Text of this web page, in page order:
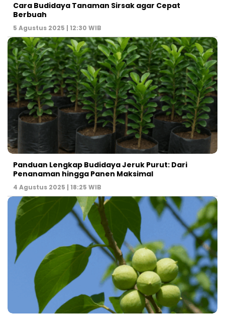
Cara Budidaya Tanaman Sirsak agar Cepat
Berbuah
5 Agustus 2025 | 12:30 WIB
Panduan Lengkap Budidaya Jeruk Purut: Dari
Penanaman hingga Panen Maksimal
4 Agustus 2025 | 18:25 WIB